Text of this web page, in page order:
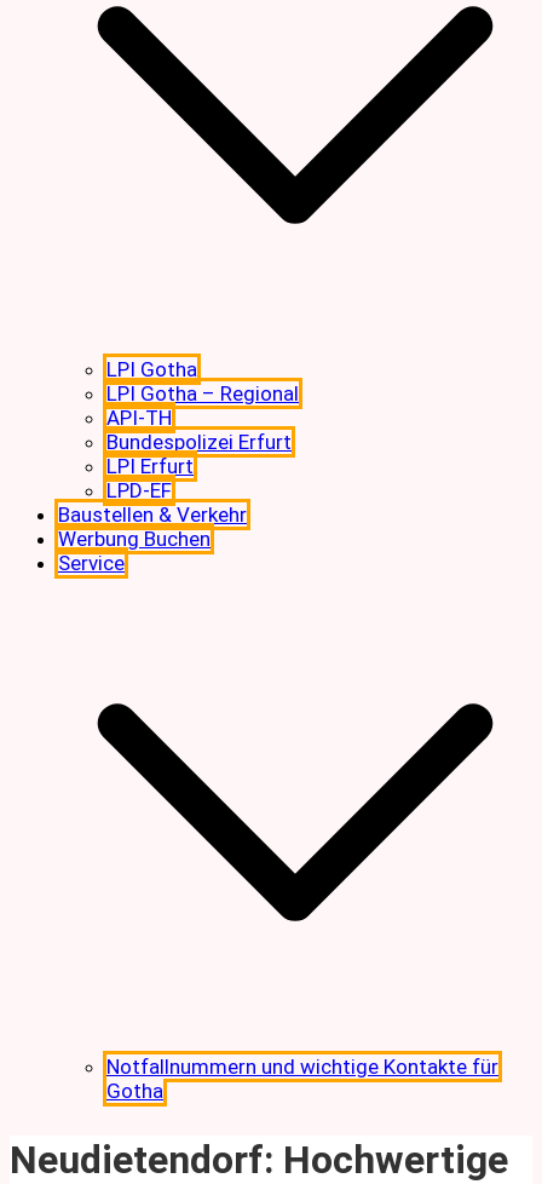
LPI Gotha
LPI Gotha – Regional
API-TH
Bundespolizei Erfurt
LPI Erfurt
LPD-EF
Baustellen & Verkehr
Werbung Buchen
Service
Notfallnummern und wichtige Kontakte für
Gotha
Neudietendorf: Hochwertige